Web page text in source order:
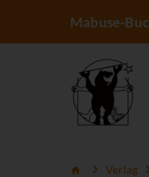
Mabuse-
Verlag